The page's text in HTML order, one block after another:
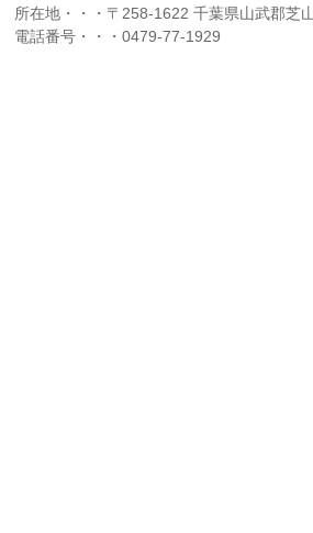
所在地・・・〒258-1622 千葉県山武郡芝
電話番号・・・0479-77-1929